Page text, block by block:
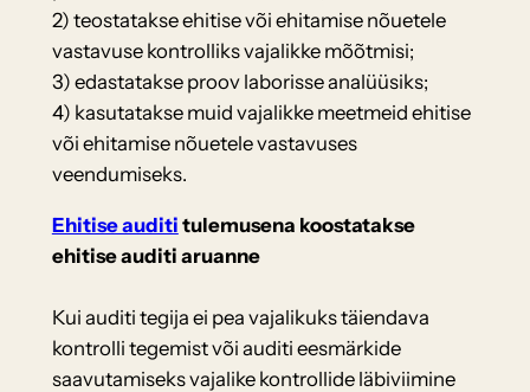
2) teostatakse ehitise või ehitamise nõuetele
vastavuse kontrolliks vajalikke mõõtmisi;
3) edastatakse proov laborisse analüüsiks;
4) kasutatakse muid vajalikke meetmeid ehitise
või ehitamise nõuetele vastavuses
veendumiseks.
Ehitise auditi tulemusena koostatakse
ehitise auditi aruanne
Kui auditi tegija ei pea vajalikuks täiendava
kontrolli tegemist või auditi eesmärkide
saavutamiseks vajalike kontrollide läbiviimine